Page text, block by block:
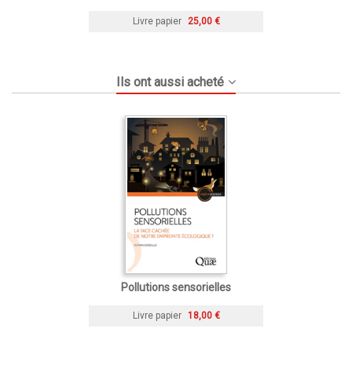
Livre papier 25,00 €
Ils ont aussi acheté
Pollutions sensorielles
Livre papier 18,00 €